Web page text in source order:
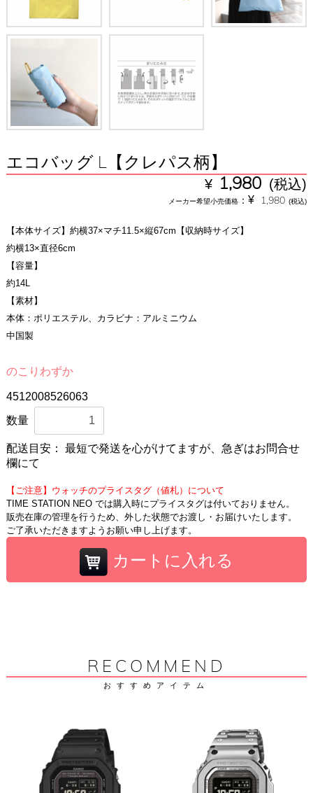
エコバッグ L【クレパス柄】
¥ 1,980 (税込)
メーカー希望小売価格 ：¥ 1,980 (税込)
【本体サイズ】約横37×マチ11.5×縦67cm【収納時サイズ】
約横13×直径6cm
【容量】
約14L
【素材】
本体：ポリエステル、カラビナ：アルミニウム
中国製
のこりわずか
4512008526063
数量
配送目安： 最短で発送を心がけてますが、急ぎはお問合せ
欄にて
【ご注意】ウォッチのプライスタグ（値札）について
TIME STATION NEO では購入時にプライスタグは付いておりません。
販売在庫の管理を行うため、外した状態でお渡し・お届けいたします。
ご了承いただきますようお願い申し上げます。
カートに入れる
RECOMMEND
おすすめアイテム